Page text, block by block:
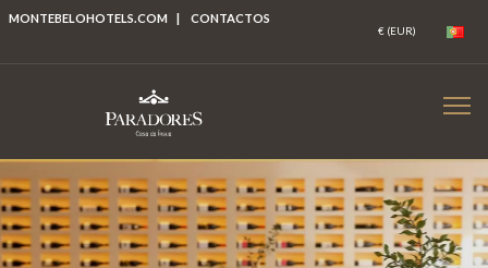
MONTEBELOHOTELS.COM | CONTACTOS